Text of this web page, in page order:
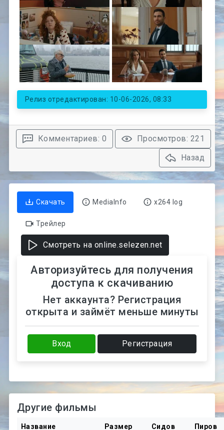
Релиз отредактирован: 10-06-2026, 08:33
Комментариев: 0
Просмотров: 221
Назад
Скачать MediaInfo x264 log
Трейлер
Смотреть на online.selezen.net
Авторизуйтесь для получения
доступа к скачиванию
Нет аккаунта? Регистрация
открыта и займёт меньше минуты
Вход Регистрация
Другие фильмы
Название Размер Сидов Пиров